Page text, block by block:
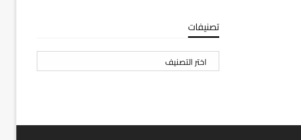
تصنيفات
تصنيفات